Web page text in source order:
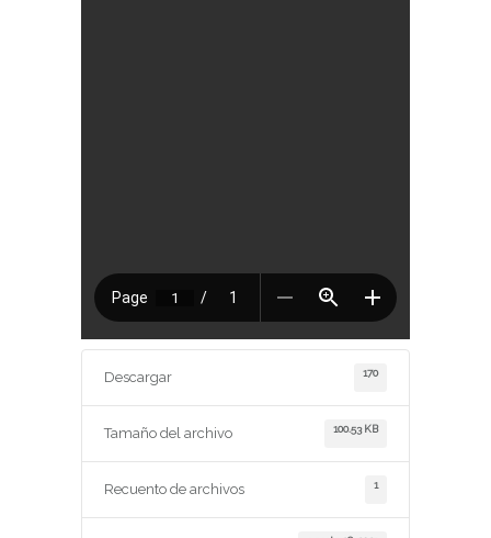
Descargar 170
Tamaño del archivo 100.53 KB
Recuento de archivos 1